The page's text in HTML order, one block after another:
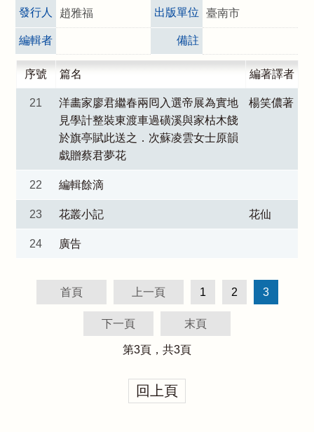
發行人 趙雅福 出版單位 臺南市
編輯者 備註
序號 篇名 編著譯者
21
洋畵家廖君繼春兩囘入選帝展為實地
見學計整裝東渡車過磺溪與家枯木餞
於旗亭賦此送之．次蘇凌雲女士原韻
戱贈蔡君夢花
楊笑儂著
22 編輯餘滴
23 花叢小記 花仙
24 廣告
首頁 上一頁 1 2 3
下一頁 末頁
第3頁，共3頁
回上頁